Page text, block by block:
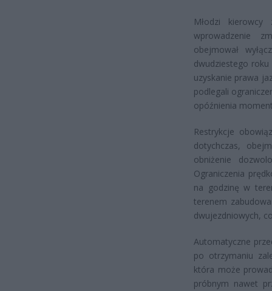
Młodzi
wprowadzenie
obejmował
dwudziestego
uzyskanie prawa
podlegali
opóźnienia
Restrykcje
dotychczas,
obniżenie
Ograniczenia
na godzinę w
terenem
dwujezdniowych,
Automatyczne
po otrzymaniu
która może
próbnym nawet